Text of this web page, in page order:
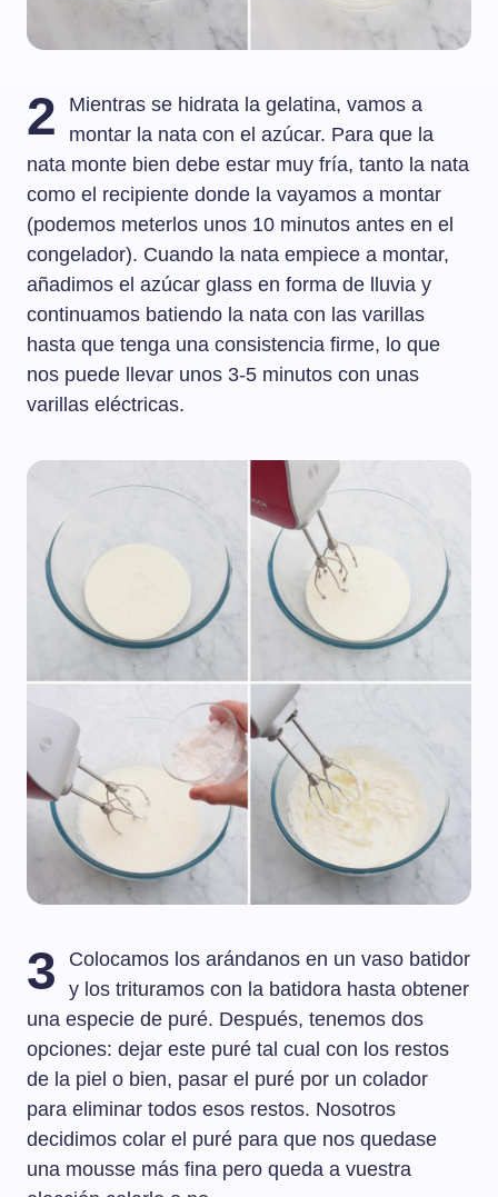
2
Mientras se hidrata la gelatina, vamos a
montar la nata con el azúcar. Para que la
nata monte bien debe estar muy fría, tanto la nata
como el recipiente donde la vayamos a montar
(podemos meterlos unos 10 minutos antes en el
congelador). Cuando la nata empiece a montar,
añadimos el azúcar glass en forma de lluvia y
continuamos batiendo la nata con las varillas
hasta que tenga una consistencia firme, lo que
nos puede llevar unos 3-5 minutos con unas
varillas eléctricas.
3
Colocamos los arándanos en un vaso batidor
y los trituramos con la batidora hasta obtener
una especie de puré. Después, tenemos dos
opciones: dejar este puré tal cual con los restos
de la piel o bien, pasar el puré por un colador
para eliminar todos esos restos. Nosotros
decidimos colar el puré para que nos quedase
una mousse más fina pero queda a vuestra